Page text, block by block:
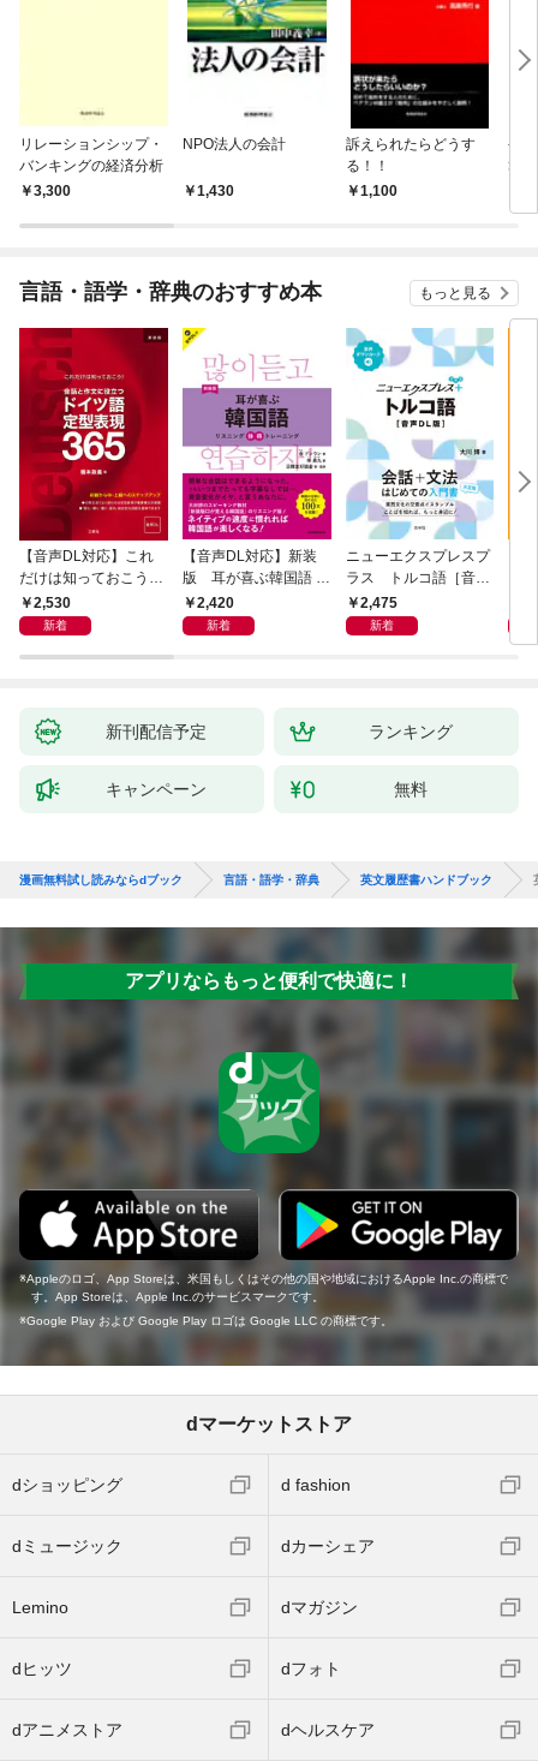
リレーションシップ・
バンキングの経済分析
3,300
NPO法人の会計
1,430
訴えられたらどうす
る！！
1,100
や
算
言語・語学・辞典のおすすめ本 もっと見る
【音声DL対応】これ
だけは知っておこう！
新装版 会話と作文に
役立つドイツ語定型表
2,530
新着
【音声DL対応】新装
版 耳が喜ぶ韓国語 リ
スニング体得トレーニ
ング
2,420
新着
ニューエクスプレスプ
ラス トルコ語［音声
DL版］
2,475
新着
新刊配信予定 ランキング
キャンペーン 無料
漫画無料試し読みならdブック 言語・語学・辞典 英文履歴書ハンドブック
アプリならもっと便利で快適に！
Appleのロゴ、App Storeは、米国もしくはその他の国や地域におけるApple Inc.の商標で
す。App Storeは、Apple Inc.のサービスマークです。
Google Play および Google Play ロゴは Google LLC の商標です。
dマーケットストア
dショッピング d fashion
dミュージック dカーシェア
Lemino dマガジン
dヒッツ dフォト
dアニメストア dヘルスケア